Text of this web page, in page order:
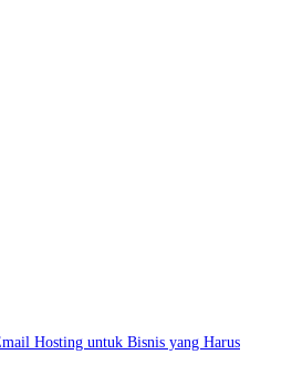
Hosting untuk Bisnis yang Harus